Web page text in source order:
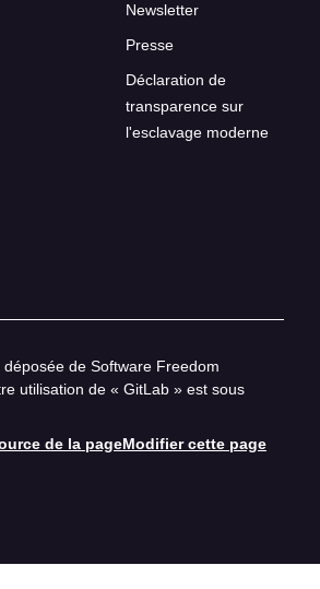
Newsletter
Presse
Déclaration de
transparence sur
l'esclavage moderne
de Software Freedom
utilisation de « GitLab » est sous
de la pageModifier cette page